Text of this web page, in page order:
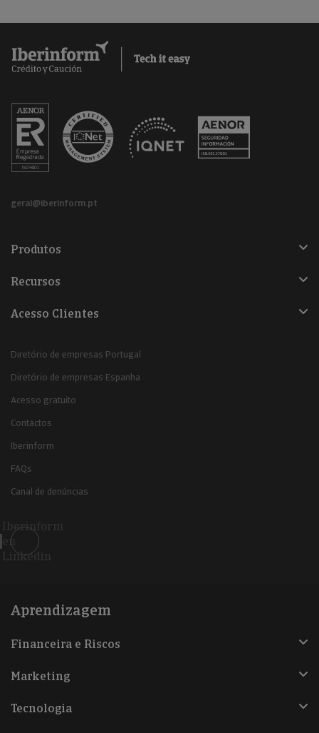
geral@iberinform.pt
Produtos
Recursos
Acesso Clientes
Diretório de empresas Portugal
Diretório de empresas Espanha
Acesso gratuito
Contactos
Iberinform
FAQs
Canal de denúncias
Iberinform
en
Linkedin
Aprendizagem
Financeira e Riscos
Marketing
Tecnologia